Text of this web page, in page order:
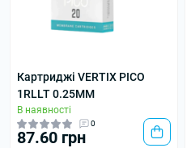
Картриджі VERTIX PICO
1RLLT 0.25MM
В наявності
0
87.60 грн